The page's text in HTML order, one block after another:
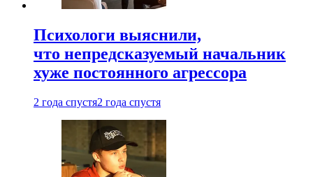
Психологи выяснили,
что непредсказуемый начальник
хуже постоянного агрессора
2 года спустя2 года спустя